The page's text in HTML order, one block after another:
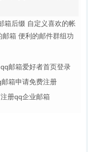
箱后缀 自定义喜欢的帐
箱 便利的邮件群组功
qq邮箱爱好者首页登录
邮箱申请免费注册
册qq企业邮箱